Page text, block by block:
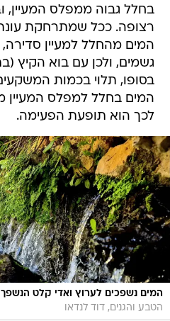
בחלל גבוה ממפלס המעיין,
רצופה. ככל שמתרחקת
המים מהחלל למעיין
גשמים, ולכן עם בוא הקיץ
בסופו, תלוי בכמות
המים בחלל למפלס המעיין
לכך הוא תופעת הפעימה.
המים נשפכים לערוץ ואדי קלט הנשפך
הטבע והגנים, דוד לנדאו